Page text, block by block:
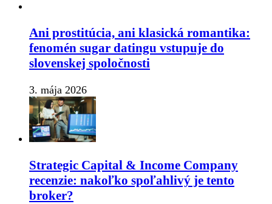
Ani prostitúcia, ani klasická romantika:
fenomén sugar datingu vstupuje do
slovenskej spoločnosti
3. mája 2026
Strategic Capital & Income Company
recenzie: nakoľko spoľahlivý je tento
broker?